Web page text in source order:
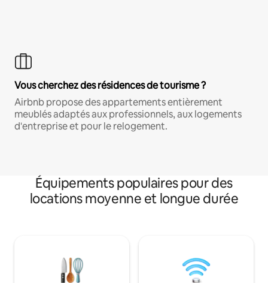
Vous cherchez des résidences de tourisme ?
Airbnb propose des appartements entièrement
meublés adaptés aux professionnels, aux logements
d'entreprise et pour le relogement.
Équipements populaires pour des
locations moyenne et longue durée